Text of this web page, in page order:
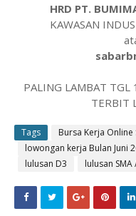
HRD PT.
KAWASAN
PALING LAMBAT
TERBIT
Tags Bursa Kerja Online
lowongan kerja Bulan Juni
lulusan D3
lulusan SMA